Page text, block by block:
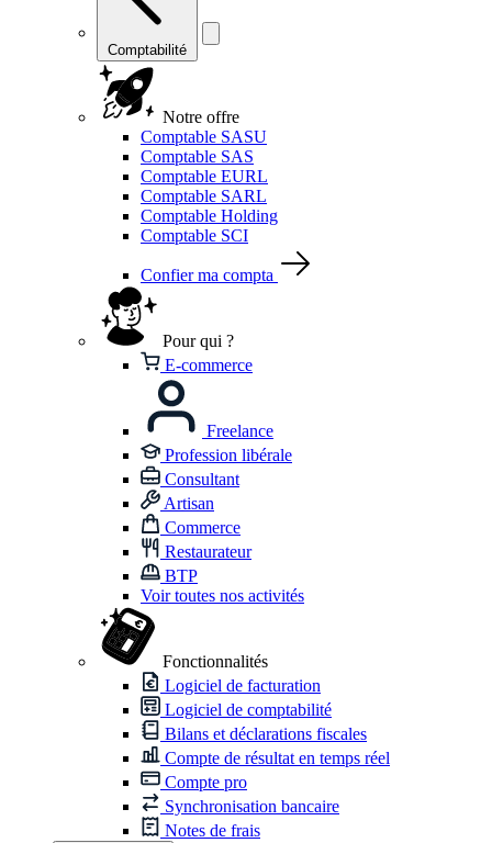
Comptabilité
Notre offre
Comptable SASU
Comptable SAS
Comptable EURL
Comptable SARL
Comptable Holding
Comptable SCI
Confier ma compta
Pour qui ?
E-commerce
Freelance
Profession libérale
Consultant
Artisan
Commerce
Restaurateur
BTP
Voir toutes nos activités
Fonctionnalités
Logiciel de facturation
Logiciel de comptabilité
Bilans et déclarations fiscales
Compte de résultat en temps réel
Compte pro
Synchronisation bancaire
Notes de frais